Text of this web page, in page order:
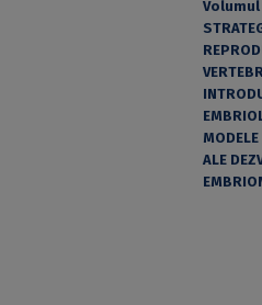
Volumul
ALE